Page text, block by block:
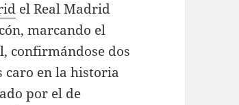
el Real Madrid
marcando el
confirmándose dos
caro en la historia
por el de